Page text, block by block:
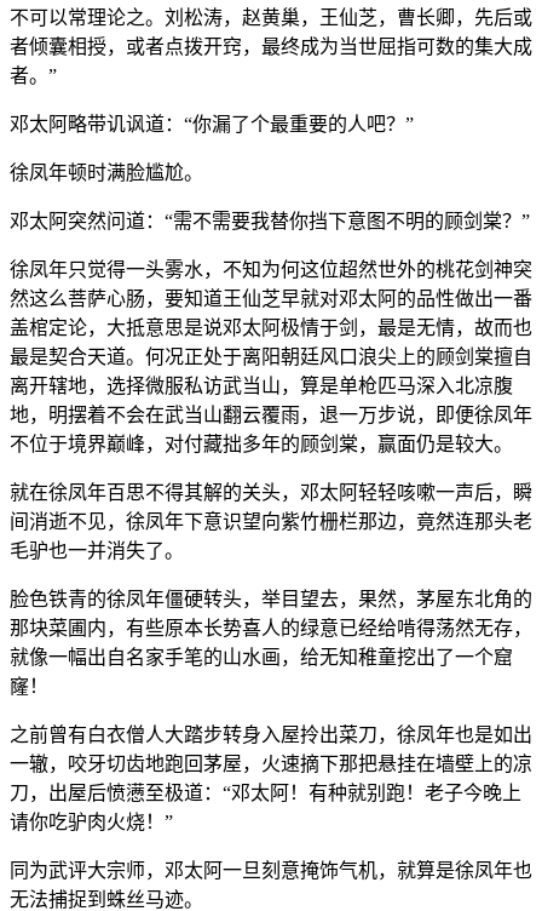
不可以常理论之。刘松涛，赵黄巢，王仙芝，曹长卿，先后或
者倾囊相授，或者点拨开窍，最终成为当世屈指可数的集大成
者。”
邓太阿略带讥讽道：“你漏了个最重要的人吧？”
徐凤年顿时满脸尴尬。
邓太阿突然问道：“需不需要我替你挡下意图不明的顾剑棠？”
徐凤年只觉得一头雾水，不知为何这位超然世外的桃花剑神突
然这么菩萨心肠，要知道王仙芝早就对邓太阿的品性做出一番
盖棺定论，大抵意思是说邓太阿极情于剑，最是无情，故而也
最是契合天道。何况正处于离阳朝廷风口浪尖上的顾剑棠擅自
离开辖地，选择微服私访武当山，算是单枪匹马深入北凉腹
地，明摆着不会在武当山翻云覆雨，退一万步说，即便徐凤年
不位于境界巅峰，对付藏拙多年的顾剑棠，赢面仍是较大。
就在徐凤年百思不得其解的关头，邓太阿轻轻咳嗽一声后，瞬
间消逝不见，徐凤年下意识望向紫竹栅栏那边，竟然连那头老
毛驴也一并消失了。
脸色铁青的徐凤年僵硬转头，举目望去，果然，茅屋东北角的
那块菜圃内，有些原本长势喜人的绿意已经给啃得荡然无存，
就像一幅出自名家手笔的山水画，给无知稚童挖出了一个窟
窿！
之前曾有白衣僧人大踏步转身入屋拎出菜刀，徐凤年也是如出
一辙，咬牙切齿地跑回茅屋，火速摘下那把悬挂在墙壁上的凉
刀，出屋后愤懑至极道：“邓太阿！有种就别跑！老子今晚上
请你吃驴肉火烧！”
同为武评大宗师，邓太阿一旦刻意掩饰气机，就算是徐凤年也
无法捕捉到蛛丝马迹。